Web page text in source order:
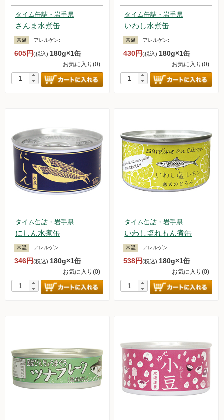
タイム缶詰・岩手県
さんま水煮缶
常温 アレルゲン:
605円(税込) 180g×1缶
お気に入り(0)
タイム缶詰・岩手県
いわし水煮缶
常温 アレルゲン:
430円(税込) 180g×1缶
お気に入り(0)
タイム缶詰・岩手県
にしん水煮缶
常温 アレルゲン:
346円(税込) 180g×1缶
お気に入り(0)
タイム缶詰・岩手県
いわし塩れもん煮缶
常温 アレルゲン:
538円(税込) 180g×1缶
お気に入り(0)